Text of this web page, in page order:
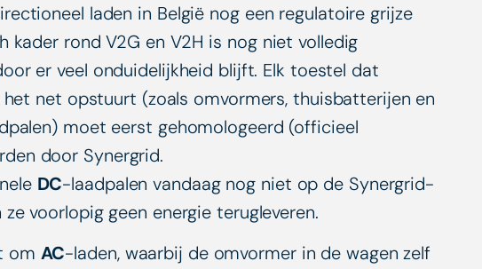
laden in België nog een regulatoire grijze
kader rond V2G en V2H is nog niet volledig
er veel onduidelijkheid blijft. Elk toestel dat
net opstuurt (zoals omvormers, thuisbatterijen en
moet eerst gehomologeerd (officieel
door Synergrid.
DC-laadpalen vandaag nog niet op de Synergrid-
voorlopig geen energie terugleveren.
om AC-laden, waarbij de omvormer in de wagen zelf